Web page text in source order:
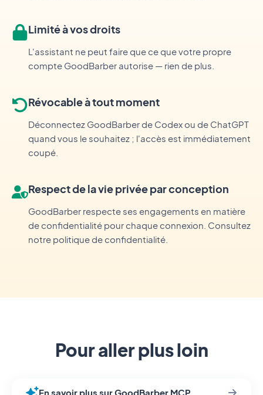
Limité à vos droits
L'assistant ne peut faire que ce que votre propre
compte GoodBarber autorise — rien de plus.
Révocable à tout moment
Déconnectez GoodBarber de Codex ou de ChatGPT
quand vous le souhaitez ; l'accès est immédiatement
coupé.
Respect de la vie privée par conception
GoodBarber respecte ses engagements en matière
de confidentialité pour chaque connexion. Consultez
notre politique de confidentialité.
Pour aller plus loin
En savoir plus sur GoodBarber MCP